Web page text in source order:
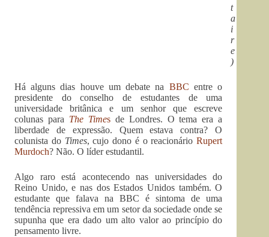
t
a
i
r
e
)
Há alguns dias houve um debate na BBC entre o
presidente do conselho de estudantes de uma
universidade britânica e um senhor que escreve
colunas para The Timesde Londres. O tema era a
liberdade de expressão. Quem estava contra? O
colunista do Times, cujo dono é o reacionárioRupert
Murdoch? Não. O líder estudantil.
Algo raro está acontecendo nas universidades do
Reino Unido, e nas dos Estados Unidos também. O
estudante que falava na BBC é sintoma de uma
tendência repressiva em um setor da sociedade onde se
supunha que era dado um alto valor ao princípio do
pensamento livre.